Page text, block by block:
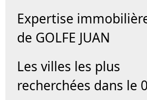
Expertise
de GOLFE JUAN
Les villes les plus
recherchées dans le